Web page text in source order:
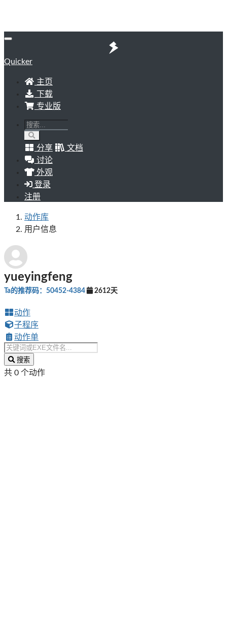
Quicker
主页
下载
专业版
分享
文档
讨论
外观
登录
注册
动作库
用户信息
yueyingfeng
Ta的推荐码：50452-4384 2612天
动作
子程序
动作单
搜索
共 0 个动作